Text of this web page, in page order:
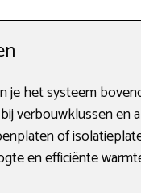
je het systeem
verbouwklussen en
of
en efficiënte